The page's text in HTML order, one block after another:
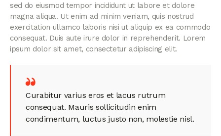
sed do eiusmod tempor incididunt ut labore et dolore
magna aliqua. Ut enim ad minim veniam, quis nostrud
exercitation ullamco laboris nisi ut aliquip ex ea commodo
consequat. Duis aute irure dolor in reprehenderit. Lorem
ipsum dolor sit amet, consectetur adipiscing elit.
Curabitur varius eros et lacus rutrum
consequat. Mauris sollicitudin enim
condimentum, luctus justo non, molestie nisl.